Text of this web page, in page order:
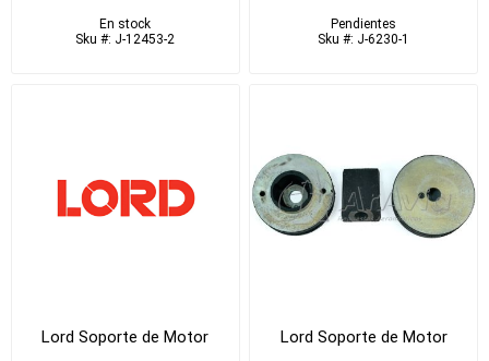
En stock
Sku #: J-12453-2
Pendientes
Sku #: J-6230-1
Lord Soporte de Motor Lord Soporte de Motor